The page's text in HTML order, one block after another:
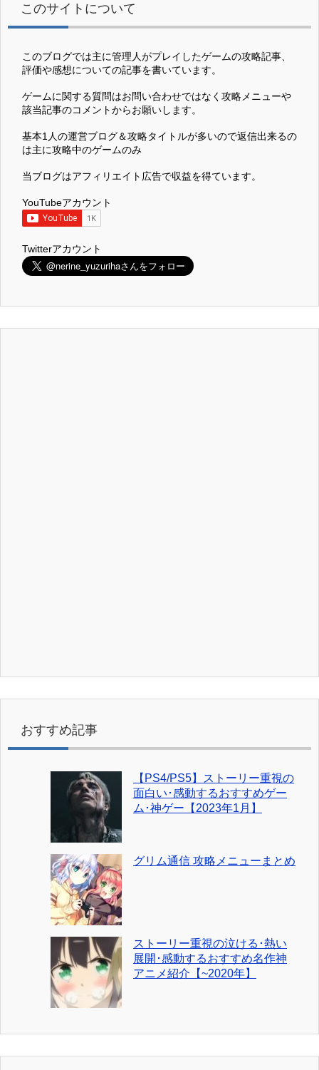
このサイトについて
このブログでは主に管理人がプレイしたゲームの攻略記事、
評価や感想についての記事を書いています。
ゲームに関する質問はお問い合わせではなく攻略メニューや
該当記事のコメントからお願いします。
基本1人の運営ブログ＆攻略タイトルが多いので返信出来るの
は主に攻略中のゲームのみ
当ブログはアフィリエイト広告で収益を得ています。
YouTubeアカウント
Twitterアカウント
おすすめ記事
【PS4/PS5】ストーリー重視の
面白い･感動するおすすめゲー
ム･神ゲー【2023年1月】
グリム通信 攻略メニューまとめ
ストーリー重視の泣ける･熱い
展開･感動するおすすめ名作神
アニメ紹介【~2020年】